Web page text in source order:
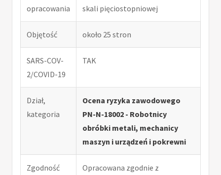
opracowania
skali pięciostopniowej
Objętość około 25 stron
SARS-COV-
2/COVID-19
TAK
Dział,
kategoria
Ocena ryzyka zawodowego
PN-N-18002 - Robotnicy
obróbki metali, mechanicy
maszyn i urządzeń i pokrewni
Zgodność
Opracowana zgodnie z